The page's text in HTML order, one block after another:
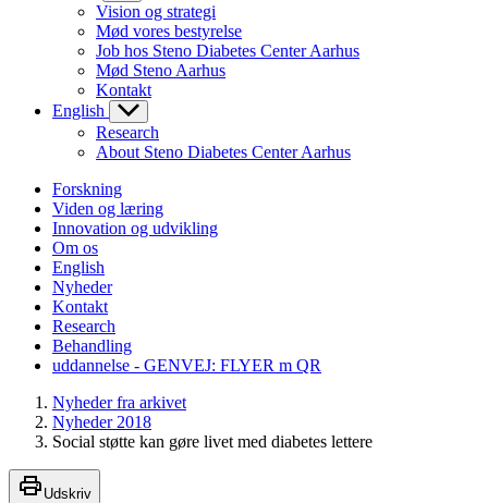
Vision og strategi
Mød vores bestyrelse
Job hos Steno Diabetes Center Aarhus
Mød Steno Aarhus
Kontakt
English
Research
About Steno Diabetes Center Aarhus
Forskning
Viden og læring
Innovation og udvikling
Om os
English
Nyheder
Kontakt
Research
Behandling
uddannelse - GENVEJ: FLYER m QR
Nyheder fra arkivet
Nyheder 2018
Social støtte kan gøre livet med diabetes lettere
Udskriv